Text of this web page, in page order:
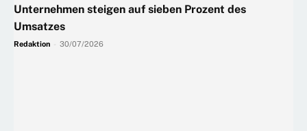
Unternehmen steigen auf sieben Prozent des
Umsatzes
Redaktion 30/07/2026